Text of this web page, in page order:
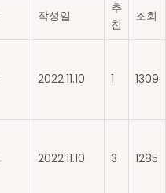
작성일
추
천
조회
2022.11.10 1 1309
2022.11.10 3 1285